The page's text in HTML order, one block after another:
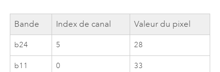
Bande Index de canal Valeur du pixel
b24 5 28
b11 0 33